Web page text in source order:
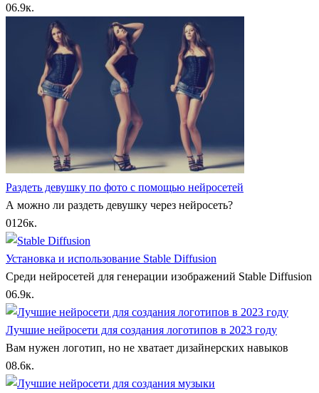
06.9к.
Раздеть девушку по фото с помощью нейросетей
А можно ли раздеть девушку через нейросеть?
0126к.
Установка и использование Stable Diffusion
Среди нейросетей для генерации изображений Stable Diffusion
06.9к.
Лучшие нейросети для создания логотипов в 2023 году
Вам нужен логотип, но не хватает дизайнерских навыков
08.6к.